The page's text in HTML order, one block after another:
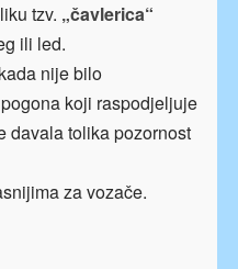
tzv. „čavlerica“
ili led.
nije bilo
koji raspodjeljuje
davala tolika pozornost
za vozače.